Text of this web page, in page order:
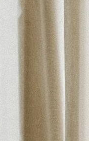
в
сильно
Об этом
который